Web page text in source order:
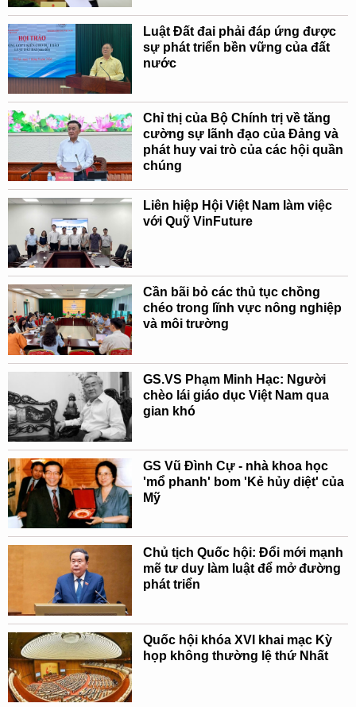
Luật Đất đai phải đáp ứng được
sự phát triển bền vững của đất
nước
Chỉ thị của Bộ Chính trị về tăng
cường sự lãnh đạo của Đảng và
phát huy vai trò của các hội quần
chúng
Liên hiệp Hội Việt Nam làm việc
với Quỹ VinFuture
Cần bãi bỏ các thủ tục chồng
chéo trong lĩnh vực nông nghiệp
và môi trường
GS.VS Phạm Minh Hạc: Người
chèo lái giáo dục Việt Nam qua
gian khó
GS Vũ Đình Cự - nhà khoa học
'mổ phanh' bom 'Kẻ hủy diệt' của
Mỹ
Chủ tịch Quốc hội: Đổi mới mạnh
mẽ tư duy làm luật để mở đường
phát triển
Quốc hội khóa XVI khai mạc Kỳ
họp không thường lệ thứ Nhất